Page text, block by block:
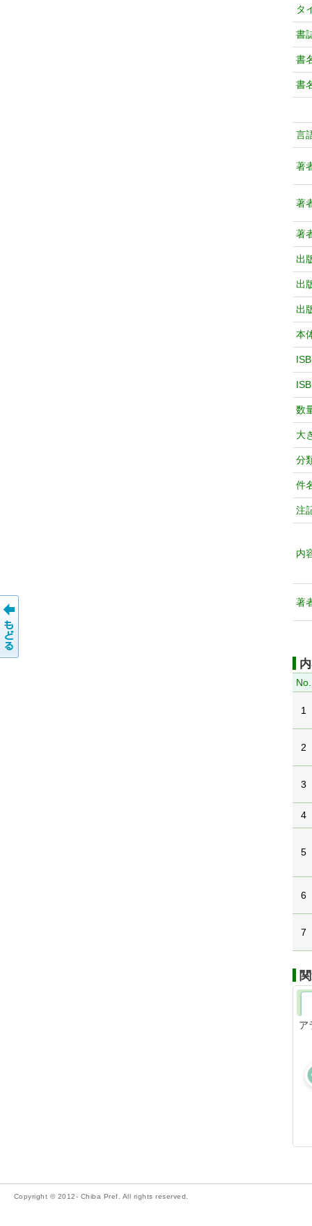
タ
書
書
書
言
著
著
著
出
出
出
本
数
大
分
件
注
内
著
No.
1
2
3
4
5
6
7
Copyright © 2012- Chiba Pref. All rights reserved.